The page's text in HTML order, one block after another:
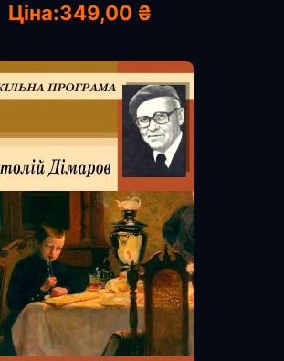
Ціна:349,00 ₴